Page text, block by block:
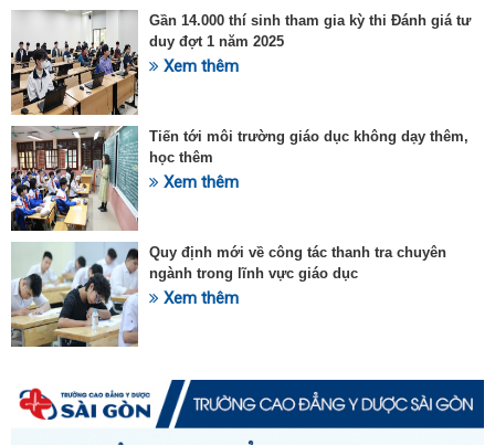
Gần 14.000 thí sinh tham gia kỳ thi Đánh giá tư
duy đợt 1 năm 2025
Xem thêm
Tiến tới môi trường giáo dục không dạy thêm,
học thêm
Xem thêm
Quy định mới về công tác thanh tra chuyên
ngành trong lĩnh vực giáo dục
Xem thêm